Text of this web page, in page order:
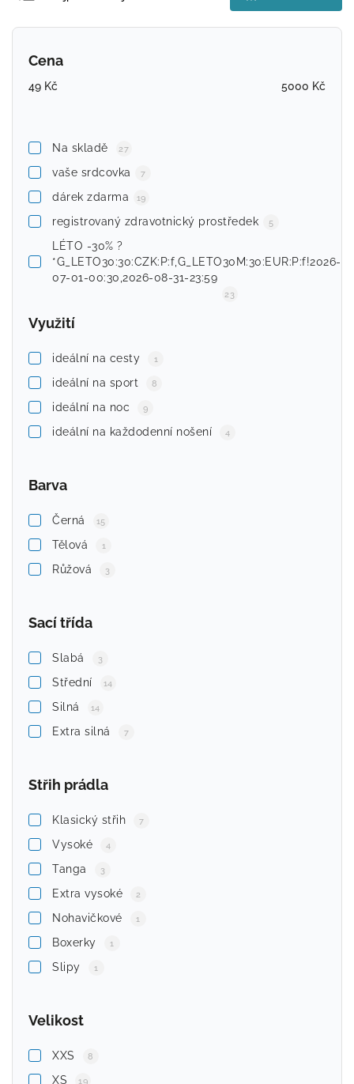
Cena
49 Kč 5000 Kč
Na skladě 27
vaše srdcovka 7
dárek zdarma 19
registrovaný zdravotnický prostředek 5
LÉTO -30% ?
*G_LETO30:30:CZK:P:f,G_LETO30M:30:EUR:P:f!2026-
07-01-00:30,2026-08-31-23:59
23
Využití
ideální na cesty 1
ideální na sport 8
ideální na noc 9
ideální na každodenní nošení 4
Barva
Černá 15
Tělová 1
Růžová 3
Sací třída
Slabá 3
Střední 14
Silná 14
Extra silná 7
Střih prádla
Klasický střih 7
Vysoké 4
Tanga 3
Extra vysoké 2
Nohavičkové 1
Boxerky 1
Slipy 1
Velikost
XXS 8
XS 19